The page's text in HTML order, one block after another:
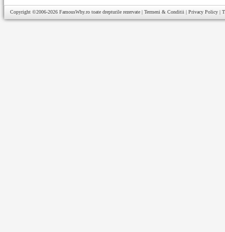
Copyright ©2006-2026 FamousWhy.ro toate drepturile rezervate | Termeni & Conditii | Privacy Policy |